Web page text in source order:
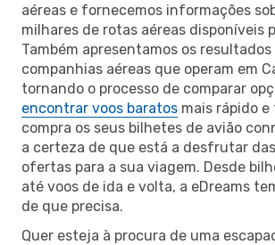
aéreas e fornecemos informações
milhares de rotas aéreas disponíveis
Também apresentamos os
companhias aéreas que operam em
tornando o processo de comparar
encontrar voos baratos mais rápido
compra os seus bilhetes de avião
a certeza de que está a desfrutar
ofertas para a sua viagem. Desde
até voos de ida e volta, a eDreams
de que precisa.
Quer esteja à procura de uma